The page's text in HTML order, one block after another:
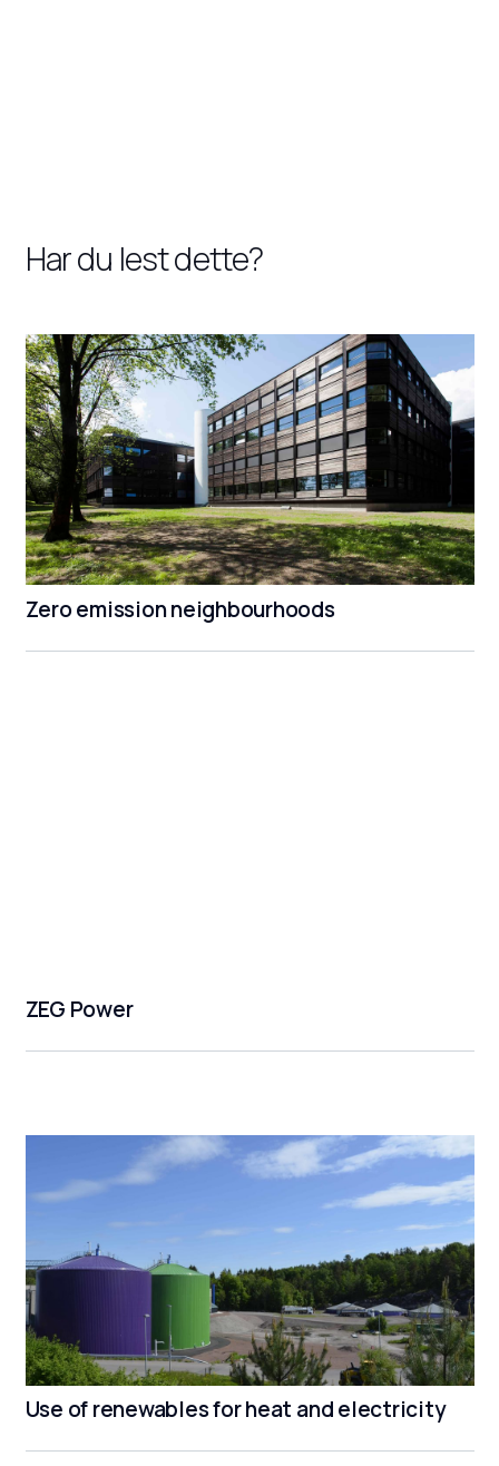
Har du lest dette?
Zero emission neighbourhoods
ZEG Power
Use of renewables for heat and electricity